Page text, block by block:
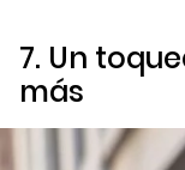
7. Un
más